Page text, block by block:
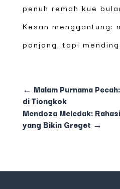
penuh remah kue
Kesan menggantung:
panjang, tapi
← Malam Purnama
di Tiongkok
Mendoza Meledak:
yang Bikin Greget →